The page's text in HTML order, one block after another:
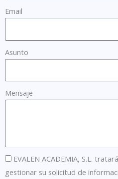
Email
Asunto
Mensaje
EVALEN ACADEMIA, S.L.
gestionar su solicitud de